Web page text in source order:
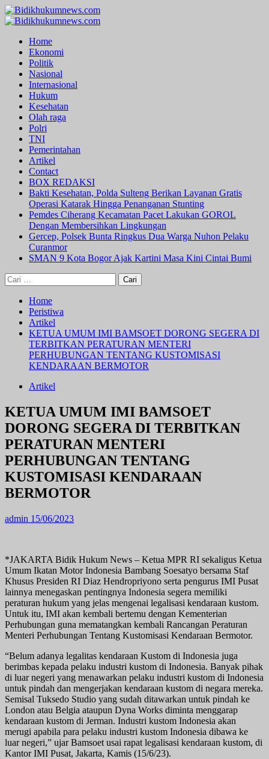
Skip
to
Primary
Home
Ekonomi
Politik
Nasional
Internasional
Hukum
Kesehatan
Olah raga
Polri
TNI
Pemerintahan
Artikel
Contact
BOX REDAKSI
Bakti Kesehatan, Polda Sulteng Berikan Layanan Gratis
Operasi Katarak Hingga Penanganan Stunting
Pemdes Ciherang Kecamatan Pacet Lakukan GOROL
Dengan Membersihkan Lingkungan
Gercep, Polsek Bunta Ringkus Dua Warga Nuhon Pelaku
Curanmor
SMAN 9 Kota Bogor Ajak Kartini Masa Kini Cintai Bumi
Cari
untuk:
Home
Peristiwa
Artikel
KETUA UMUM IMI BAMSOET DORONG SEGERA DI
TERBITKAN PERATURAN MENTERI
PERHUBUNGAN TENTANG KUSTOMISASI
KENDARAAN BERMOTOR
Artikel
KETUA UMUM IMI BAMSOET
DORONG SEGERA DI TERBITKAN
PERATURAN MENTERI
PERHUBUNGAN TENTANG
KUSTOMISASI KENDARAAN
BERMOTOR
admin 15/06/2023
*JAKARTA Bidik Hukum News – Ketua MPR RI sekaligus Ketua
Umum Ikatan Motor Indonesia Bambang Soesatyo bersama Staf
Khusus Presiden RI Diaz Hendropriyono serta pengurus IMI Pusat
lainnya menegaskan pentingnya Indonesia segera memiliki
peraturan hukum yang jelas mengenai legalisasi kendaraan kustom.
Untuk itu, IMI akan kembali bertemu dengan Kementerian
Perhubungan guna mematangkan kembali Rancangan Peraturan
Menteri Perhubungan Tentang Kustomisasi Kendaraan Bermotor.
“Belum adanya legalitas kendaraan Kustom di Indonesia juga
berimbas kepada pelaku industri kustom di Indonesia. Banyak pihak
di luar negeri yang menawarkan pelaku industri kustom di Indonesia
untuk pindah dan mengerjakan kendaraan kustom di negara mereka.
Semisal Tuksedo Studio yang sudah ditawarkan untuk pindah ke
London atau Belgia ataupun Dyna Works diminta menggarap
kendaraan kustom di Jerman. Industri kustom Indonesia akan
merugi apabila para pelaku industri kustom Indonesia dibawa ke
luar negeri,” ujar Bamsoet usai rapat legalisasi kendaraan kustom, di
Kantor IMI Pusat, Jakarta, Kamis (15/6/23).